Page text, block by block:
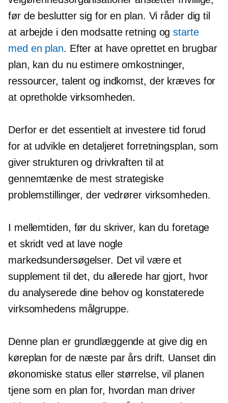
før de beslutter sig for en plan. Vi råder dig til
at arbejde i den modsatte retning ogstarte
med en plan. Efter at have oprettet en brugbar
plan, kan du nu estimere omkostninger,
ressourcer, talent og indkomst, der kræves for
at opretholde virksomheden.
Derfor er det essentielt at investere tid forud
for at udvikle en detaljeret forretningsplan, som
giver strukturen og drivkraften til at
gennemtænke de mest strategiske
problemstillinger, der vedrører virksomheden.
I mellemtiden, før du skriver, kan du foretage
et skridt ved at lave nogle
markedsundersøgelser. Det vil være et
supplement til det, du allerede har gjort, hvor
du analyserede dine behov og konstaterede
virksomhedens målgruppe.
Denne plan er grundlæggende at give dig en
køreplan for de næste par års drift. Uanset din
økonomiske status eller størrelse, vil planen
tjene som en plan for, hvordan man driver